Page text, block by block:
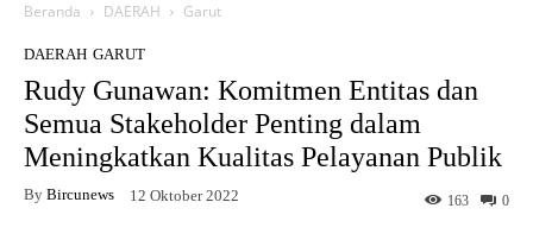
Beranda DAERAH Garut
DAERAH GARUT
Rudy Gunawan: Komitmen Entitas dan
Semua Stakeholder Penting dalam
Meningkatkan Kualitas Pelayanan Publik
By Bircunews 12 Oktober 2022 0
163